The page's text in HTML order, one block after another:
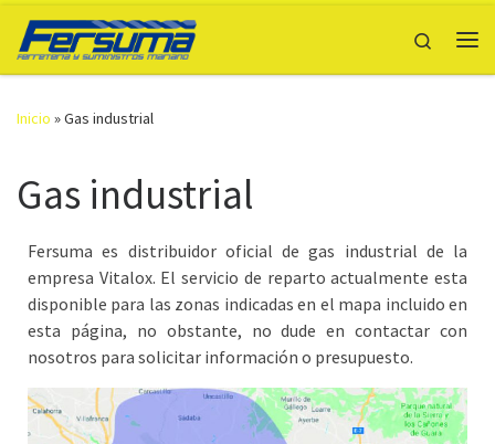
Saltar al contenido
Search
Inicio »Gas industrial
Gas industrial
Fersuma es distribuidor oficial de gas industrial de la
empresa Vitalox. El servicio de reparto actualmente esta
disponible para las zonas indicadas en el mapa incluido en
esta página, no obstante, no dude en contactar con
nosotros para solicitar información o presupuesto.